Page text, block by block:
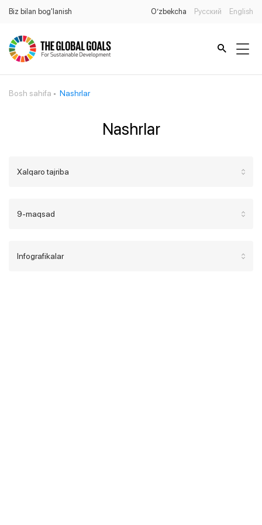
Biz bilan bog'lanish O’zbekcha Русский English
Bosh sahifa Nashrlar
Nashrlar
Xalqaro tajriba
9-maqsad
Infografikalar